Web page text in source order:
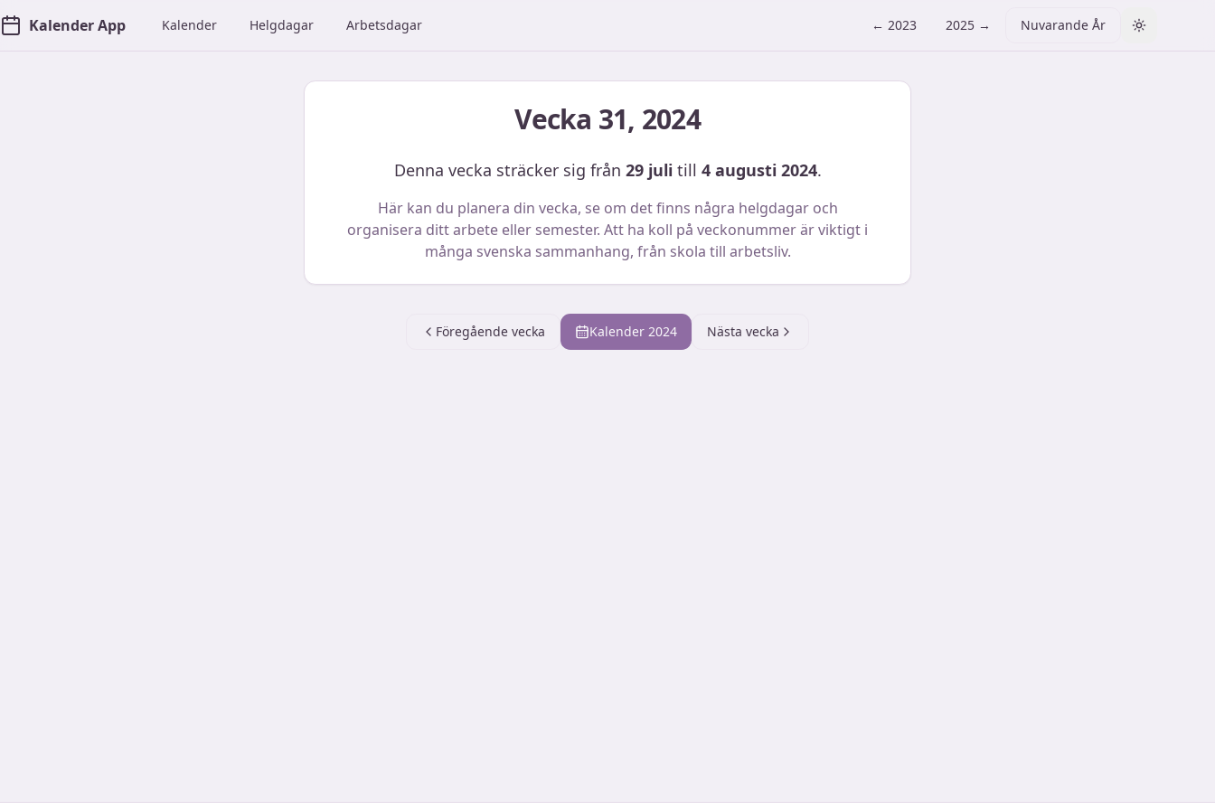
Kalender App Kalender Helgdagar Arbetsdagar ← 2023 2025 → Nuvarande År Toggle
Vecka 31, 2024
Denna vecka sträcker sig från 29 juli till 4 augusti 2024.
Här kan du planera din vecka, se om det finns några helgdagar och
organisera ditt arbete eller semester. Att ha koll på veckonummer är viktigt i
många svenska sammanhang, från skola till arbetsliv.
Föregående vecka Kalender 2024 Nästa vecka